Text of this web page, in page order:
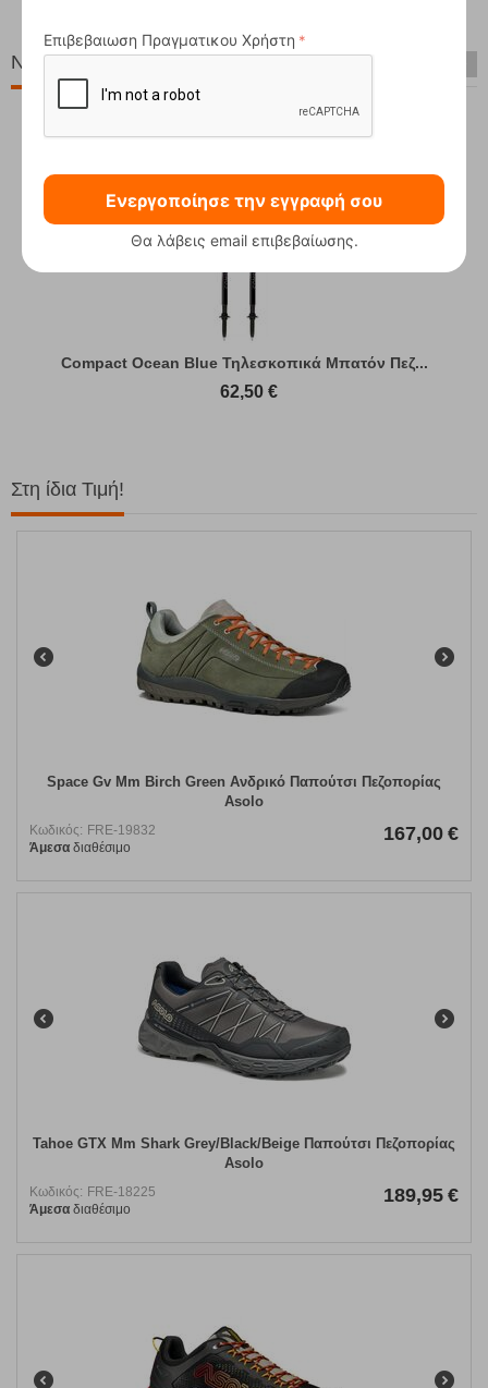
Νέες Παραλαβές
Compact Ocean Blue Τηλεσκοπικά Μπατόν Πεζ...
62,50 €
Στη ίδια Τιμή!
Space Gv Mm Birch Green Ανδρικό Παπούτσι Πεζοπορίας
Asolo
Κωδικός: FRE-19832
Άμεσα διαθέσιμο
167,00 €
Tahoe GTX Mm Shark Grey/Black/Beige Παπούτσι Πεζοπορίας
Asolo
Κωδικός: FRE-18225
Άμεσα διαθέσιμο
189,95 €
Επιβεβαιωση Πραγματικου Χρήστη
Ενεργοποίησε την εγγραφή σου
Θα λάβεις email επιβεβαίωσης.